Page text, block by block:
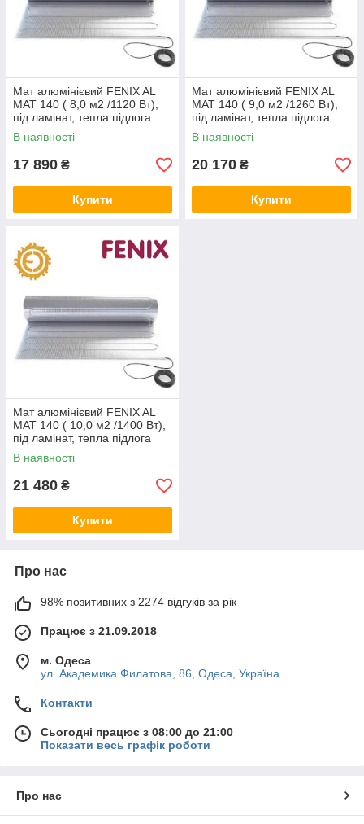
Мат алюмінієвий FENIX AL
MAT 140 ( 8,0 м2 /1120 Вт),
під ламінат, тепла підлога
електричний Фенікс
В наявності
17 890 ₴
Купити
Мат алюмінієвий FENIX AL
MAT 140 ( 9,0 м2 /1260 Вт),
під ламінат, тепла підлога
електричний Фенікс
В наявності
20 170 ₴
Купити
Мат алюмінієвий FENIX AL
MAT 140 ( 10,0 м2 /1400 Вт),
під ламінат, тепла підлога
електричний Фенікс
В наявності
21 480 ₴
Купити
Про нас
98% позитивних з 2274 відгуків за рік
Працює з 21.09.2018
м. Одеса
ул. Академика Филатова, 86, Одеса, Україна
Контакти
Сьогодні працює з 08:00 до 21:00
Показати весь графік роботи
Про нас